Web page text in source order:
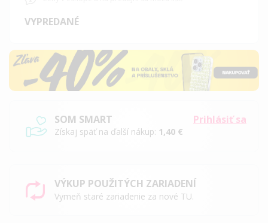
VYPREDANÉ
Prihlásiť sa
SOM SMART
Získaj späť na ďalší nákup: 1,40 €
VÝKUP POUŽITÝCH ZARIADENÍ
Vymeň staré zariadenie za nové TU.